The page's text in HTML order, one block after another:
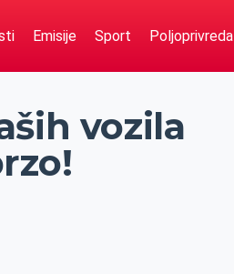
Emisije Sport Poljoprivreda
vozila